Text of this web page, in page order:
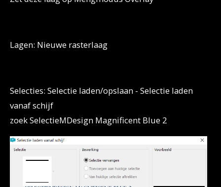
Lagen: Nieuwe rasterlaag
Selecties: Selectie laden/opslaan - Selectie laden
vanaf schijf
zoek SelectieMDesign Magnificent Blue 2